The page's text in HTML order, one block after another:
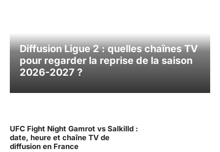
Diffusion Ligue 2 : quelles chaînes TV
pour regarder la reprise de la saison
2026-2027 ?
UFC Fight Night Gamrot vs Salkilld :
date, heure et chaîne TV de
diffusion en France